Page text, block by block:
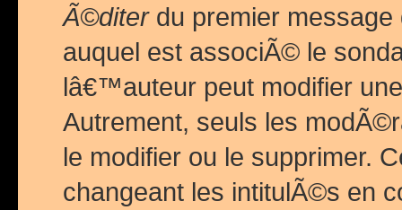
Ã©diterdu premier
auquel est associÃ© le
lâ€™auteur peut modifier
Autrement, seuls les
le modifier ou le supprimer.
changeant les intitulÃ©s en